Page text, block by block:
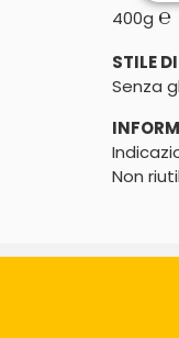
400g ℮
STILE
Senza
Non